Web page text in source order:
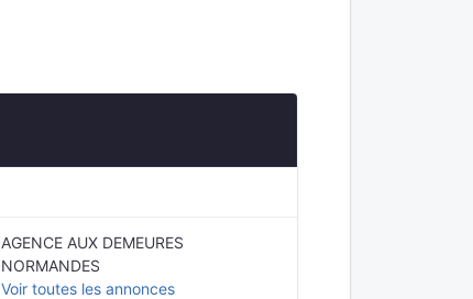
AGENCE AUX DEMEURES
NORMANDES
Voir toutes les annonces